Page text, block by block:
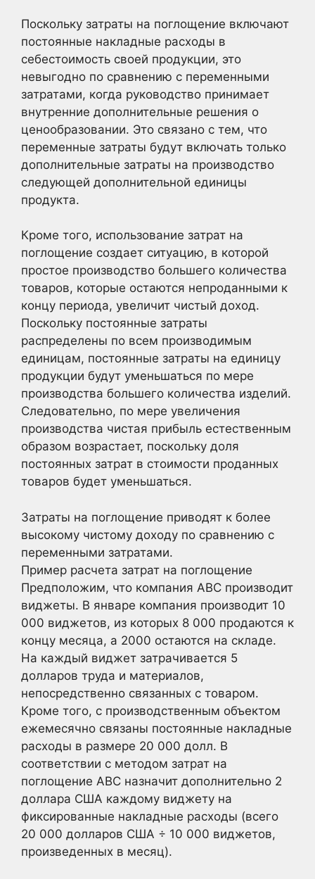
Поскольку затраты на поглощение включают
постоянные накладные расходы в
себестоимость своей продукции, это
невыгодно по сравнению с переменными
затратами, когда руководство принимает
внутренние дополнительные решения о
ценообразовании. Это связано с тем, что
переменные затраты будут включать только
дополнительные затраты на производство
следующей дополнительной единицы
продукта.
Кроме того, использование затрат на
поглощение создает ситуацию, в которой
простое производство большего количества
товаров, которые остаются непроданными к
концу периода, увеличит чистый доход.
Поскольку постоянные затраты
распределены по всем производимым
единицам, постоянные затраты на единицу
продукции будут уменьшаться по мере
производства большего количества изделий.
Следовательно, по мере увеличения
производства чистая прибыль естественным
образом возрастает, поскольку доля
постоянных затрат в стоимости проданных
товаров будет уменьшаться.
Затраты на поглощение приводят к более
высокому чистому доходу по сравнению с
переменными затратами.
Пример расчета затрат на поглощение
Предположим, что компания ABC производит
виджеты. В январе компания производит 10
000 виджетов, из которых 8 000 продаются к
концу месяца, а 2000 остаются на складе.
На каждый виджет затрачивается 5
долларов труда и материалов,
непосредственно связанных с товаром.
Кроме того, с производственным объектом
ежемесячно связаны постоянные накладные
расходы в размере 20 000 долл. В
соответствии с методом затрат на
поглощение ABC назначит дополнительно 2
доллара США каждому виджету на
фиксированные накладные расходы (всего
20 000 долларов США ÷ 10 000 виджетов,
произведенных в месяц).